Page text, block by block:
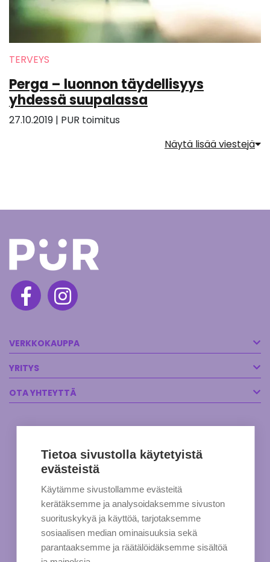
TERVEYS
Perga – luonnon täydellisyys
yhdessä suupalassa
27.10.2019 | PUR toimitus
Näytä lisää viestejä
VERKKOKAUPPA
YRITYS
OTA YHTEYTTÄ
Tietoa sivustolla käytetyistä
evästeistä
Käytämme sivustollamme evästeitä
kerätäksemme ja analysoidaksemme sivuston
suorituskykyä ja käyttöä, tarjotaksemme
sosiaalisen median ominaisuuksia sekä
parantaaksemme ja räätälöidäksemme sisältöä